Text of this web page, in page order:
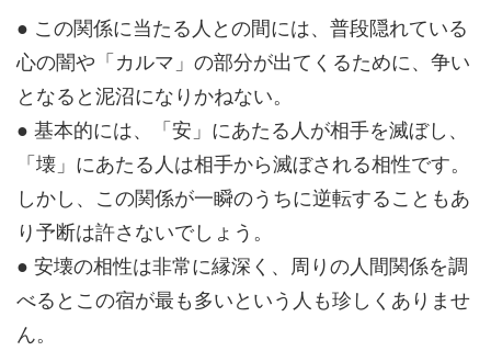
● この関係に当たる人との間には、普段隠れている
心の闇や「カルマ」の部分が出てくるために、争い
となると泥沼になりかねない。
● 基本的には、「安」にあたる人が相手を滅ぼし、
「壊」にあたる人は相手から滅ぼされる相性です。
しかし、この関係が一瞬のうちに逆転することもあ
り予断は許さないでしょう。
● 安壊の相性は非常に縁深く、周りの人間関係を調
べるとこの宿が最も多いという人も珍しくありませ
ん。